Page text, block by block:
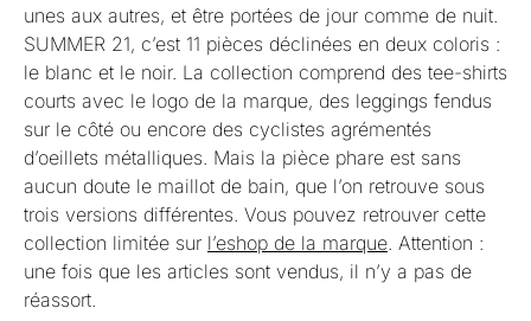
unes aux autres, et être portées de jour comme de nuit.
SUMMER 21, c’est 11 pièces déclinées en deux coloris :
le blanc et le noir. La collection comprend des tee-shirts
courts avec le logo de la marque, des leggings fendus
sur le côté ou encore des cyclistes agrémentés
d’oeillets métalliques. Mais la pièce phare est sans
aucun doute le maillot de bain, que l’on retrouve sous
trois versions différentes. Vous pouvez retrouver cette
collection limitée sur l’eshop de la marque. Attention :
une fois que les articles sont vendus, il n’y a pas de
réassort.